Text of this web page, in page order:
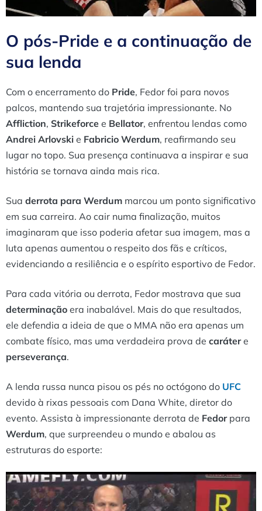
O pós-Pride e a continuação de
sua lenda
Com o encerramento do Pride, Fedor foi para novos
palcos, mantendo sua trajetória impressionante. No
Affliction, Strikeforce e Bellator, enfrentou lendas como
Andrei Arlovski e Fabricio Werdum, reafirmando seu
lugar no topo. Sua presença continuava a inspirar e sua
história se tornava ainda mais rica.
Sua derrota para Werdum marcou um ponto significativo
em sua carreira. Ao cair numa finalização, muitos
imaginaram que isso poderia afetar sua imagem, mas a
luta apenas aumentou o respeito dos fãs e críticos,
evidenciando a resiliência e o espírito esportivo de Fedor.
Para cada vitória ou derrota, Fedor mostrava que sua
determinação era inabalável. Mais do que resultados,
ele defendia a ideia de que o MMA não era apenas um
combate físico, mas uma verdadeira prova de carátere
perseverança.
A lenda russa nunca pisou os pés no octógono do UFC
devido à rixas pessoais com Dana White, diretor do
evento. Assista à impressionante derrota de Fedorpara
Werdum, que surpreendeu o mundo e abalou as
estruturas do esporte: